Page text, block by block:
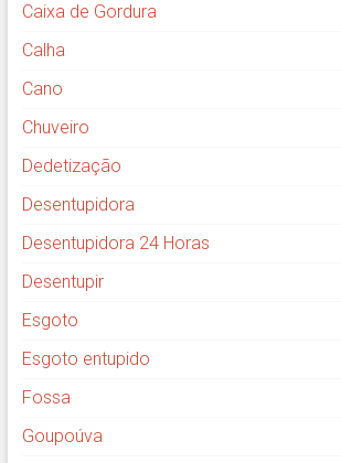
Caixa de Gordura
Calha
Cano
Chuveiro
Dedetização
Desentupidora
Desentupidora 24 Horas
Desentupir
Esgoto
Esgoto entupido
Fossa
Goupoúva